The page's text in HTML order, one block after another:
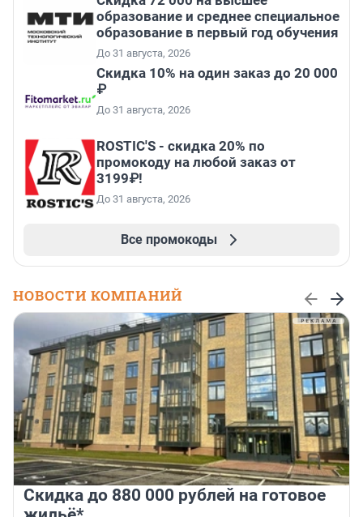
образование и среднее специальное
образование в первый год обучения
До 31 августа, 2026
Скидка 10% на один заказ до 20 000
₽
До 31 августа, 2026
ROSTIC'S - скидка 20% по
промокоду на любой заказ от
3199₽!
До 31 августа, 2026
Все промокоды
НОВОСТИ КОМПАНИЙ
Скидка до 880 000 рублей на готовое